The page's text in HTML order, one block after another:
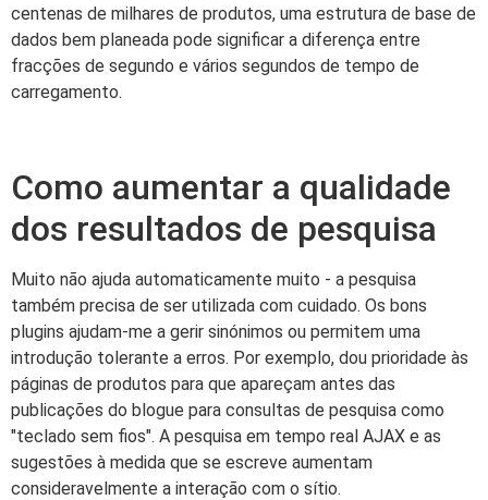
centenas de milhares de produtos, uma estrutura de base de
dados bem planeada pode significar a diferença entre
fracções de segundo e vários segundos de tempo de
carregamento.
Como aumentar a qualidade
dos resultados de pesquisa
Muito não ajuda automaticamente muito - a pesquisa
também precisa de ser utilizada com cuidado. Os bons
plugins ajudam-me a gerir sinónimos ou permitem uma
introdução tolerante a erros. Por exemplo, dou prioridade às
páginas de produtos para que apareçam antes das
publicações do blogue para consultas de pesquisa como
"teclado sem fios". A pesquisa em tempo real AJAX e as
sugestões à medida que se escreve aumentam
consideravelmente a interação com o sítio.